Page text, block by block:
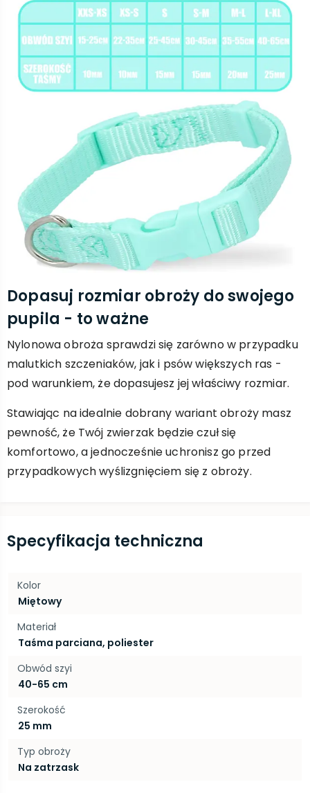
Dopasuj rozmiar obroży do swojego
pupila - to ważne
Nylonowa obroża sprawdzi się zarówno w przypadku
malutkich szczeniaków, jak i psów większych ras -
pod warunkiem, że dopasujesz jej właściwy rozmiar.
Stawiając na idealnie dobrany wariant obroży masz
pewność, że Twój zwierzak będzie czuł się
komfortowo, a jednocześnie uchronisz go przed
przypadkowych wyślizgnięciem się z obroży.
Specyfikacja techniczna
Kolor
Miętowy
Materiał
Taśma parciana, poliester
Obwód szyi
40-65 cm
Szerokość
25 mm
Typ obroży
Na zatrzask